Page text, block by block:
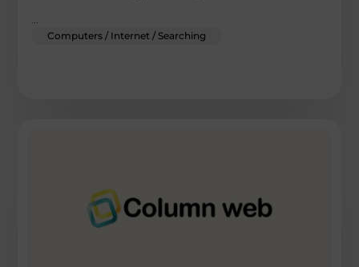
Computers / Internet / Searching